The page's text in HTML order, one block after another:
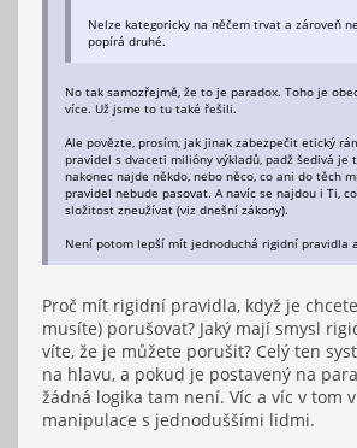
Nelze kategoricky na něčem trvat a zároveň
popírá druhé.
No tak samozřejmě, že to je paradox. Toho je
více. Už jsme to tu také řešili.
Ale povězte, prosím, jak jinak zabezpečit etický
pravidel s dvaceti milióny výkladů, padž šedivá je
nakonec najde někdo, nebo něco, co ani do těch
pravidel nebude pasovat. A navíc se najdou i Ti,
složitost zneužívat (viz dnešní zákony).
Není potom lepší mít jednoduchá rigidní pravidla
Proč mít rigidní pravidla, když je
musíte) porušovat? Jaký mají smysl
víte, že je můžete porušit? Celý ten
na hlavu, a pokud je postavený na
žádná logika tam není. Víc a víc v tom
manipulace s jednoduššími lidmi.